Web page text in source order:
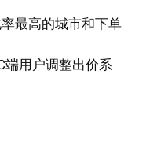
最高的城市和下单
端用户调整出价系